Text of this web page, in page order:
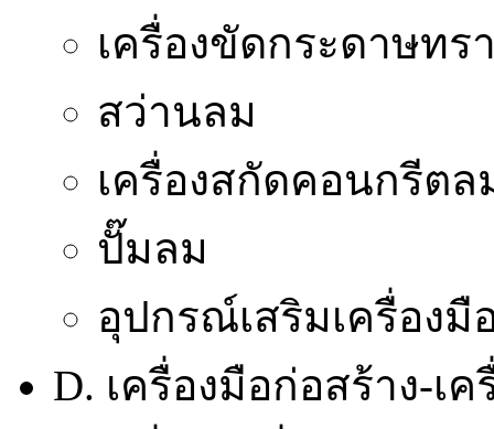
เครื่องขัดกระดาษท
สว่านลม
เครื่องสกัดคอนกรีตล
ปั๊มลม
อุปกรณ์เสริมเครื่องมื
D. เครื่องมือก่อสร้าง-เ